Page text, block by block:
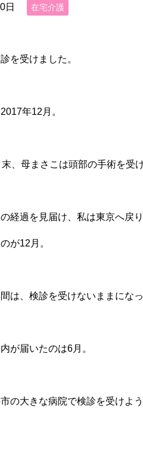
日 在宅介護
を受けました。
年12月。
、母まさこは頭部の手術を受
経過を見届け、私は東京へ戻り
が12月。
は、検診を受けないままになっ
が届いたのは6月。
の大きな病院で検診を受けよ